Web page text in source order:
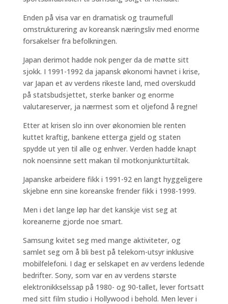
Enden på visa var en dramatisk og traumefull
omstrukturering av koreansk næringsliv med enorme
forsakelser fra befolkningen.
Japan derimot hadde nok penger da de møtte sitt
sjokk. I 1991-1992 da japansk økonomi havnet i krise,
var Japan et av verdens rikeste land, med overskudd
på statsbudsjettet, sterke banker og enorme
valutareserver, ja nærmest som et oljefond å regne!
Etter at krisen slo inn over økonomien ble renten
kuttet kraftig, bankene etterga gjeld og staten
spydde ut yen til alle og enhver. Verden hadde knapt
nok noensinne sett makan til motkonjunkturtiltak.
Japanske arbeidere fikk i 1991-92 en langt hyggeligere
skjebne enn sine koreanske frender fikk i 1998-1999.
Men i det lange løp har det kanskje vist seg at
koreanerne gjorde noe smart.
Samsung kvitet seg med mange aktiviteter, og
samlet seg om å bli best på telekom-utsyr inklusive
mobilfelefoni. I dag er selskapet en av verdens ledende
bedrifter. Sony, som var en av verdens største
elektronikkselssap på 1980- og 90-tallet, lever fortsatt
med sitt film studio i Hollywood i behold. Men lever i